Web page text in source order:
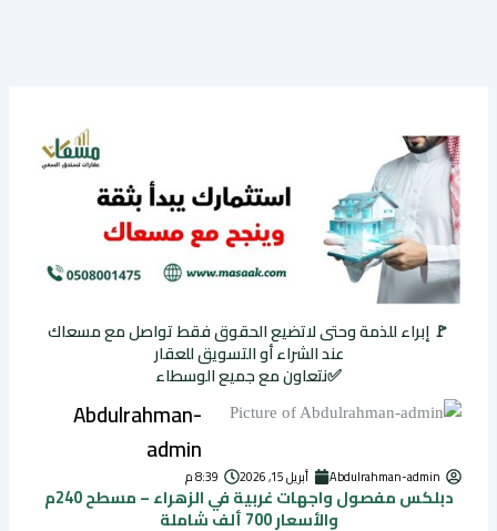
🚩 إبراء للذمة وحتى لاتضيع الحقوق فقط تواصل مع مسعاك
عند الشراء أو التسويق للعقار
✅نتعاون مع جميع الوسطاء
Abdulrahman-
admin
Abdulrahman-admin أبريل 15, 2026 8:39 م
دبلكس مفصول واجهات غربية في الزهراء – مسطح 240م
والأسعار 700 ألف شاملة